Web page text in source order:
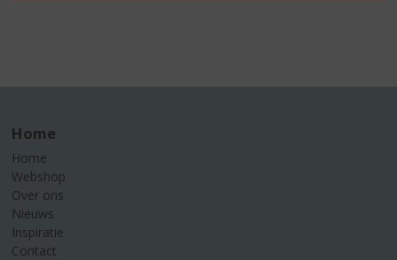
Home
Home
Webshop
Over ons
Nieuws
Inspiratie
Contact